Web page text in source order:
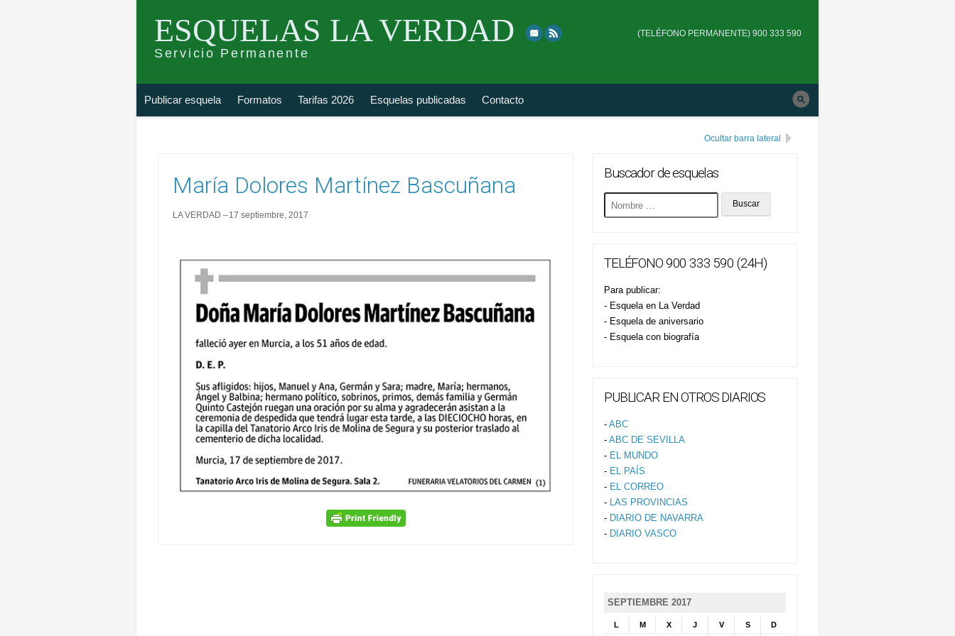
ESQUELAS LA VERDAD
Servicio Permanente
to
top
main
(TELÉFONO PERMANENTE) 900 333 590
Publicar esquela Formatos Tarifas 2026 Esquelas publicadas Contacto
esquela
María Dolores Martínez Bascuñana
LA VERDAD 17 septiembre, 2017
Ocultar barra lateral
Buscador de esquelas
Buscar
esquela
TELÉFONO 900 333 590 (24H)
Para publicar:
- Esquela en La Verdad
- Esquela de aniversario
- Esquela con biografía
PUBLICAR EN OTROS DIARIOS
- ABC
- ABC DE SEVILLA
- EL MUNDO
- EL PAÍS
- EL CORREO
- LAS PROVINCIAS
- DIARIO DE NAVARRA
- DIARIO VASCO
SEPTIEMBRE 2017
L M X J V S D